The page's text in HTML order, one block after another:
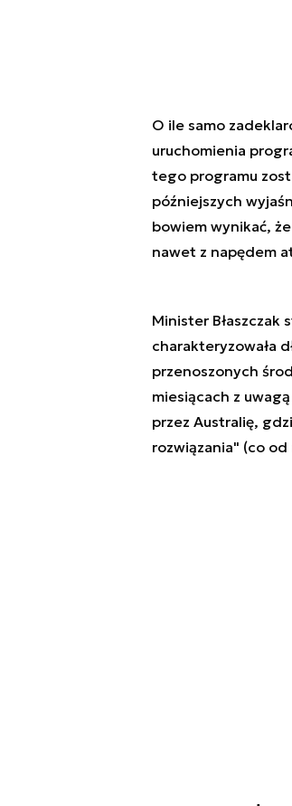
O ile samo
uruchomienia
tego programu
późniejszych
bowiem wynikać,
nawet z napędem
Minister
charakteryzowała
przenoszonych
miesiącach z
przez Australię,
rozwiązania" (co